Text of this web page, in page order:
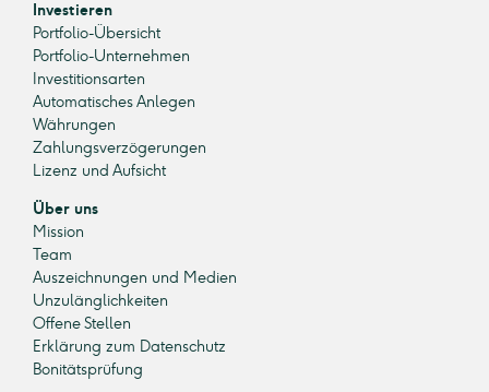
Investieren
Portfolio-Übersicht
Portfolio-Unternehmen
Investitionsarten
Automatisches Anlegen
Währungen
Zahlungsverzögerungen
Lizenz und Aufsicht
Über uns
Mission
Team
Auszeichnungen und Medien
Unzulänglichkeiten
Offene Stellen
Erklärung zum Datenschutz
Bonitätsprüfung